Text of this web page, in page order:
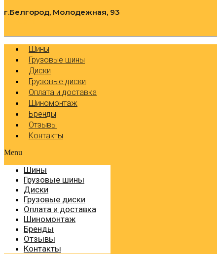
г.Белгород, Молодежная, 93
Шины
Грузовые шины
Диски
Грузовые диски
Оплата и доставка
Шиномонтаж
Бренды
Отзывы
Контакты
Menu
Шины
Грузовые шины
Диски
Грузовые диски
Оплата и доставка
Шиномонтаж
Бренды
Отзывы
Контакты